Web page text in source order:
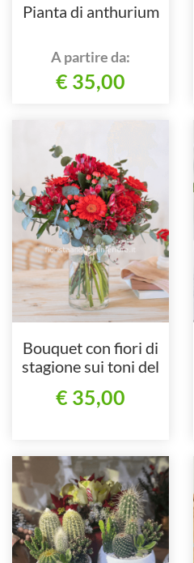
Pianta di anthurium
A partire da:
€ 35,00
Bouquet con fiori di
stagione sui toni del
€ 35,00